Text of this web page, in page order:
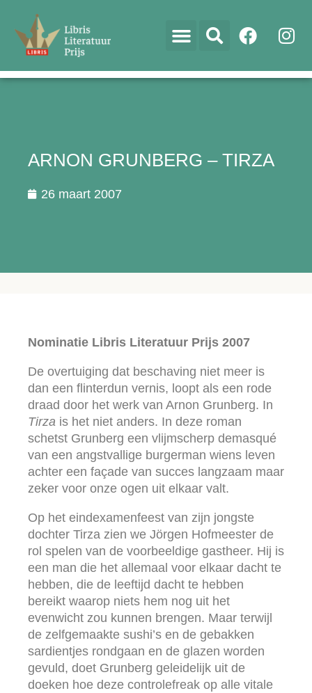
ARNON GRUNBERG – TIRZA
26 maart 2007
Nominatie Libris Literatuur Prijs 2007
De overtuiging dat beschaving niet meer is
dan een flinterdun vernis, loopt als een rode
draad door het werk van Arnon Grunberg. In
Tirza is het niet anders. In deze roman
schetst Grunberg een vlijmscherp demasqué
van een angstvallige burgerman wiens leven
achter een façade van succes langzaam maar
zeker voor onze ogen uit elkaar valt.
Op het eindexamenfeest van zijn jongste
dochter Tirza zien we Jörgen Hofmeester de
rol spelen van de voorbeeldige gastheer. Hij is
een man die het allemaal voor elkaar dacht te
hebben, die de leeftijd dacht te hebben
bereikt waarop niets hem nog uit het
evenwicht zou kunnen brengen. Maar terwijl
de zelfgemaakte sushi’s en de gebakken
sardientjes rondgaan en de glazen worden
gevuld, doet Grunberg geleidelijk uit de
doeken hoe deze controlefreak op alle vitale